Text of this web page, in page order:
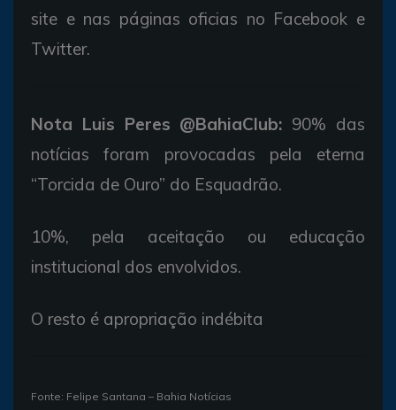
site e nas páginas oficias no Facebook e
Twitter.
Nota Luis Peres @BahiaClub: 90% das
notícias foram provocadas pela eterna
“Torcida de Ouro” do Esquadrão.
10%, pela aceitação ou educação
institucional dos envolvidos.
O resto é apropriação indébita
Fonte: Felipe Santana – Bahia Notícias